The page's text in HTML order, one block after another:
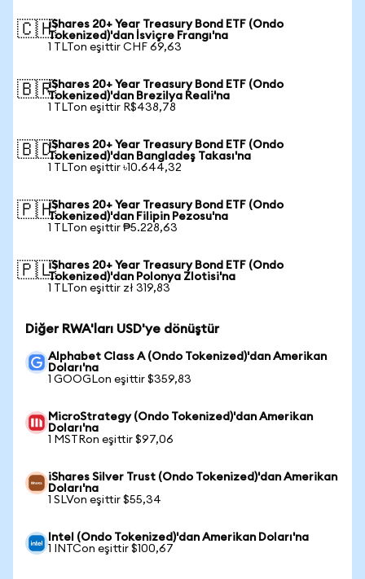
🇨🇭iShares 20+ Year Treasury Bond ETF (Ondo
Tokenized)'dan İsviçre Frangı'na
1 TLTon eşittir CHF 69,63
🇧🇷iShares 20+ Year Treasury Bond ETF (Ondo
Tokenized)'dan Brezilya Reali'na
1 TLTon eşittir R$438,78
🇧🇩iShares 20+ Year Treasury Bond ETF (Ondo
Tokenized)'dan Bangladeş Takası'na
1 TLTon eşittir ৳10.644,32
🇵🇭iShares 20+ Year Treasury Bond ETF (Ondo
Tokenized)'dan Filipin Pezosu'na
1 TLTon eşittir ₱5.228,63
🇵🇱iShares 20+ Year Treasury Bond ETF (Ondo
Tokenized)'dan Polonya Zlotisi'na
1 TLTon eşittir zł 319,83
Diğer RWA'ları USD'ye dönüştür
Alphabet Class A (Ondo Tokenized)'dan Amerikan
Doları'na
1 GOOGLon eşittir $359,83
MicroStrategy (Ondo Tokenized)'dan Amerikan
Doları'na
1 MSTRon eşittir $97,06
iShares Silver Trust (Ondo Tokenized)'dan Amerikan
Doları'na
1 SLVon eşittir $55,34
Intel (Ondo Tokenized)'dan Amerikan Doları'na
1 INTCon eşittir $100,67